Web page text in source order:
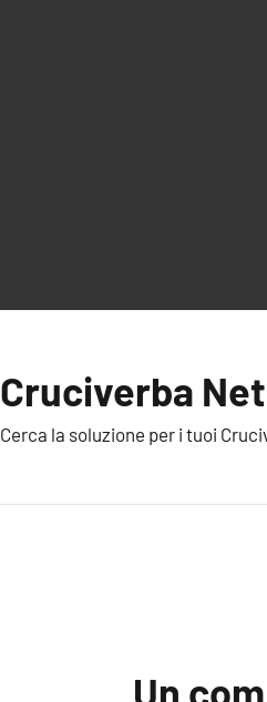
Cruciverba Net
Cerca la soluzione per i tuoi
Un